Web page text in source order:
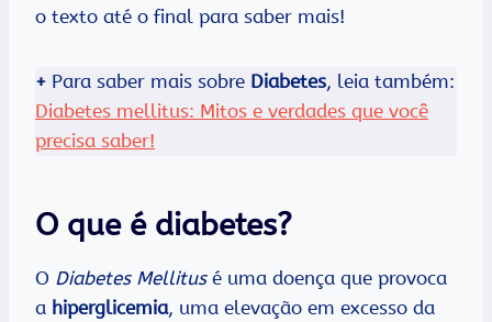
o texto até o final para saber mais!
+ Para saber mais sobre Diabetes, leia também:
Diabetes mellitus: Mitos e verdades que você
precisa saber!
O que é diabetes?
O Diabetes Mellitusé uma doença que provoca
a hiperglicemia, uma elevação em excesso da